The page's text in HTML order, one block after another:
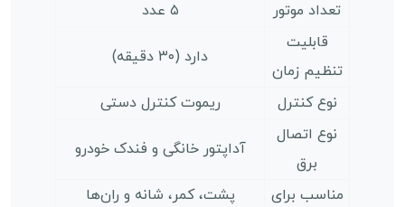
تعداد موتور
۵ عدد
قابلیت
تنظیم زمان
دارد (۳۰ دقیقه)
نوع کنترل
ریموت کنترل دستی
نوع اتصال
برق
آداپتور خانگی و فندک خودرو
مناسب برای
پشت، کمر، شانه و ران‌ها